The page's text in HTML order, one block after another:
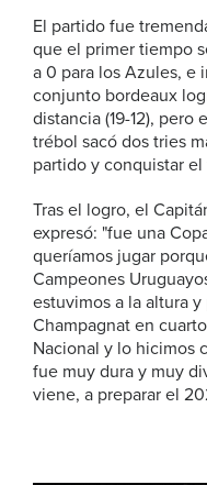
El partido fue
que el primer tiempo
a 0 para los Azules, e
conjunto bordeaux
distancia (19-12),
trébol sacó dos tries
partido y conquistar
Tras el logro, el
expresó: "fue una
queríamos jugar
Campeones
estuvimos a la altura
Champagnat en
Nacional y lo hicimos
fue muy dura y muy
viene, a preparar el